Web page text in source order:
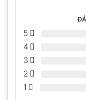
5
4
3
2
1